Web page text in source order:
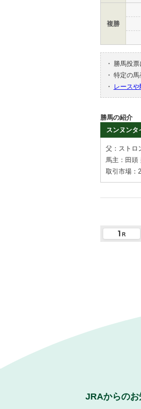
複勝
・ 勝馬投
・ 特定の馬
・
レース
勝馬の紹介
スンヌンタ
父：ストロ
馬主：田頭
取引市場：
JRAからのお